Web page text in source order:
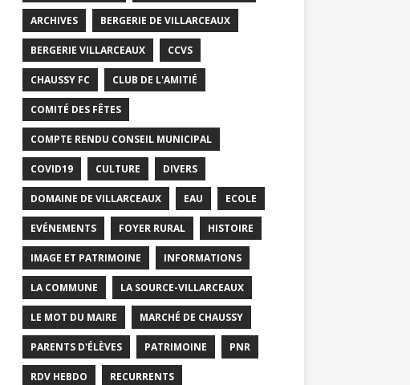
ARCHIVES BERGERIE DE VILLARCEAUX
BERGERIE VILLARCEAUX CCVS
CHAUSSY FC CLUB DE L'AMITIÉ
COMITÉ DES FÊTES
COMPTE RENDU CONSEIL MUNICIPAL
COVID19 CULTURE DIVERS
DOMAINE DE VILLARCEAUX EAU ECOLE
EVÉNEMENTS FOYER RURAL HISTOIRE
IMAGE ET PATRIMOINE INFORMATIONS
LA COMMUNE LA SOURCE-VILLARCEAUX
LE MOT DU MAIRE MARCHÉ DE CHAUSSY
PARENTS D'ÉLÈVES PATRIMOINE PNR
RDV HEBDO RECURRENTS